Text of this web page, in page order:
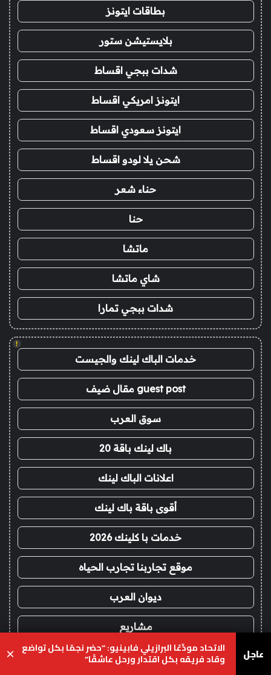
بطاقات ايتونز
بلايستيشن ستور
شدات ببجي اقساط
ايتونز امريكي اقساط
ايتونز سعودي اقساط
شحن يلا لودو اقساط
حناء شعر
حنا
ماتشا
شاي ماتشا
شدات ببجي تمارا
!
خدمات الباك لينك والجيست
guest post مقال ضيف
سوق العرب
باك لينك باقة 20
اعلانات الباك لينك
أقوى باقة باك لينك
خدمات با كلينك 2026
موقع تجاربنا تجارب الحياه
ديوان العرب
مشاريع
اعلانات باك لينك
عاجل الاتحاد مودِّعًا البرازيلي فابينيو: “حضر نجمًا بكل تواضع
وقاد فريقه بكل اقتدار ورحل عاشقًا” ×